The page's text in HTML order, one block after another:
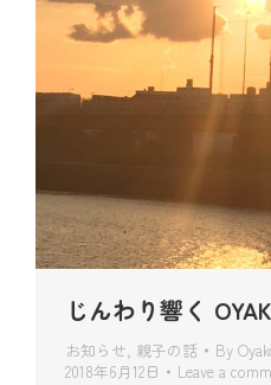
じんわり響く
お知らせ, 親子の話 By
2018年6月12日
Leave a